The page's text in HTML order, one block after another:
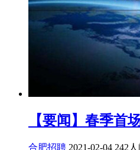
【要闻】春季首
合肥招聘 2021-02-04 242人